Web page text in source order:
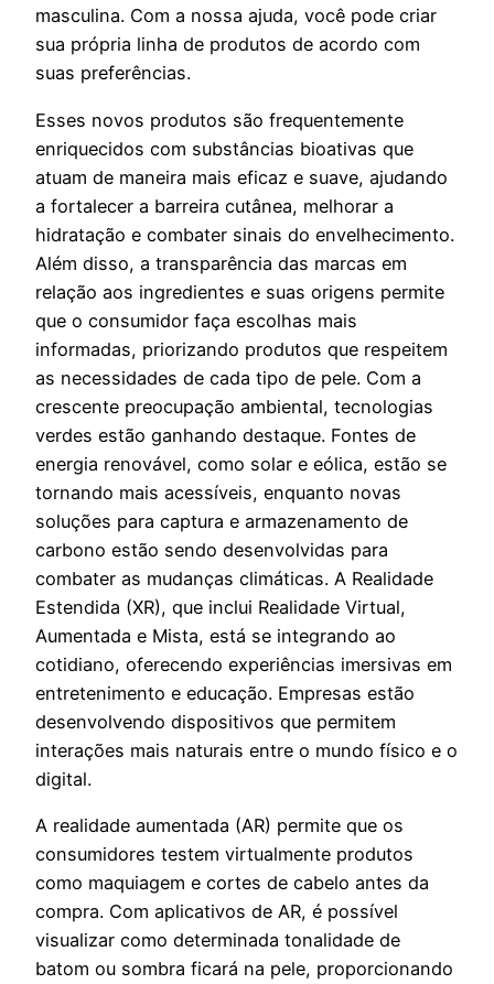
masculina. Com a nossa ajuda, você pode criar
sua própria linha de produtos de acordo com
suas preferências.
Esses novos produtos são frequentemente
enriquecidos com substâncias bioativas que
atuam de maneira mais eficaz e suave, ajudando
a fortalecer a barreira cutânea, melhorar a
hidratação e combater sinais do envelhecimento.
Além disso, a transparência das marcas em
relação aos ingredientes e suas origens permite
que o consumidor faça escolhas mais
informadas, priorizando produtos que respeitem
as necessidades de cada tipo de pele. Com a
crescente preocupação ambiental, tecnologias
verdes estão ganhando destaque. Fontes de
energia renovável, como solar e eólica, estão se
tornando mais acessíveis, enquanto novas
soluções para captura e armazenamento de
carbono estão sendo desenvolvidas para
combater as mudanças climáticas. A Realidade
Estendida (XR), que inclui Realidade Virtual,
Aumentada e Mista, está se integrando ao
cotidiano, oferecendo experiências imersivas em
entretenimento e educação. Empresas estão
desenvolvendo dispositivos que permitem
interações mais naturais entre o mundo físico e o
digital.
A realidade aumentada (AR) permite que os
consumidores testem virtualmente produtos
como maquiagem e cortes de cabelo antes da
compra. Com aplicativos de AR, é possível
visualizar como determinada tonalidade de
batom ou sombra ficará na pele, proporcionando